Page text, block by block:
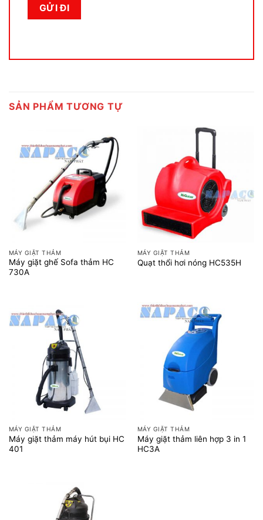
SẢN PHẨM TƯƠNG TỰ
MÁY GIẶT THẢM
Máy giặt ghế Sofa thảm HC
730A
MÁY GIẶT THẢM
Quạt thổi hơi nóng HC535H
MÁY GIẶT THẢM
Máy giặt thảm máy hút bụi HC
401
MÁY GIẶT THẢM
Máy giặt thảm liên hợp 3 in 1
HC3A